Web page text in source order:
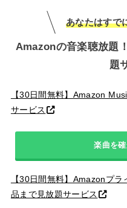
あなたはすで
Amazonの音楽聴放題
題
【30日間無料】Amazon
サービス
楽曲を
【30日間無料】Amazonプ
品まで見放題サービス